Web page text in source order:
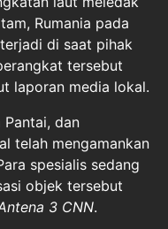
Rumania pada
di saat pihak
tersebut
laporan media lokal.
Pantai, dan
telah mengamankan
spesialis sedang
objek tersebut
3 CNN.